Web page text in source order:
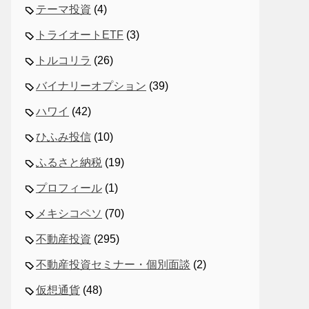
テーマ投資 (4)
トライオートETF (3)
トルコリラ (26)
バイナリーオプション (39)
ハワイ (42)
ひふみ投信 (10)
ふるさと納税 (19)
プロフィール (1)
メキシコペソ (70)
不動産投資 (295)
不動産投資セミナー・個別面談 (2)
仮想通貨 (48)